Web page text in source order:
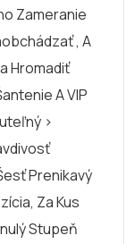
Zameranie
, A
Hromadiť
A VIP
>
Prenikavý
Za Kus
Stupeň